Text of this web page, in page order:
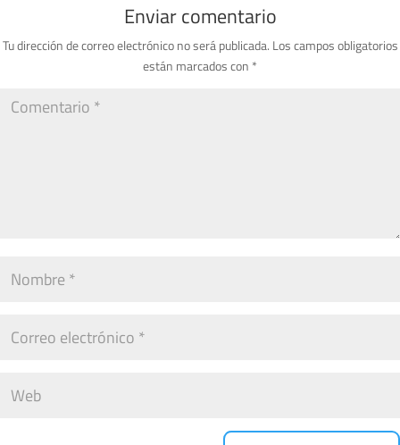
Enviar comentario
Tu dirección de correo electrónico no será publicada. Los campos obligatorios
están marcados con *